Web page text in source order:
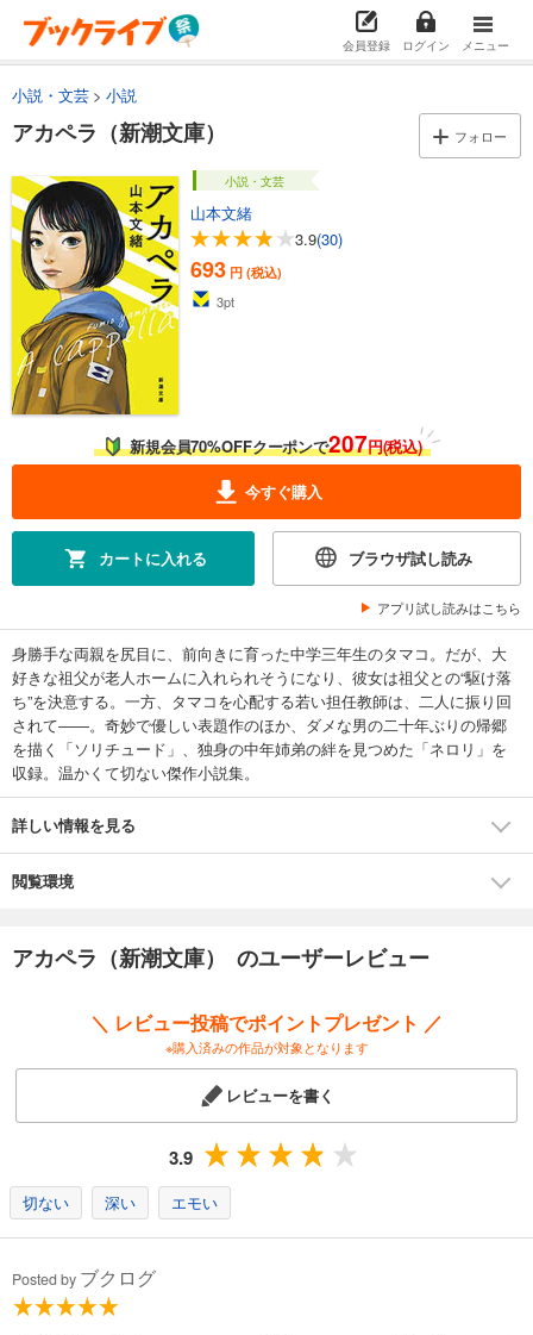
会員登録 ログイン メニュー
小説・文芸 小説
アカペラ（新潮文庫） フォロー
小説・文芸
山本文緒
3.9(30)
693 円 (税込)
3pt
新規会員70%OFFクーポンで207円(税込)
今すぐ購入
カートに入れる ブラウザ試し読み
アプリ試し読みはこちら
身勝手な両親を尻目に、前向きに育った中学三年生のタマコ。だが、大
好きな祖父が老人ホームに入れられそうになり、彼女は祖父との“駆け落
ち”を決意する。一方、タマコを心配する若い担任教師は、二人に振り回
されて――。奇妙で優しい表題作のほか、ダメな男の二十年ぶりの帰郷
を描く「ソリチュード」、独身の中年姉弟の絆を見つめた「ネロリ」を
収録。温かくて切ない傑作小説集。
詳しい情報を見る
閲覧環境
アカペラ（新潮文庫） のユーザーレビュー
＼ レビュー投稿でポイントプレゼント ／
※購入済みの作品が対象となります
レビューを書く
3.9
切ない 深い エモい
Posted by ブクログ